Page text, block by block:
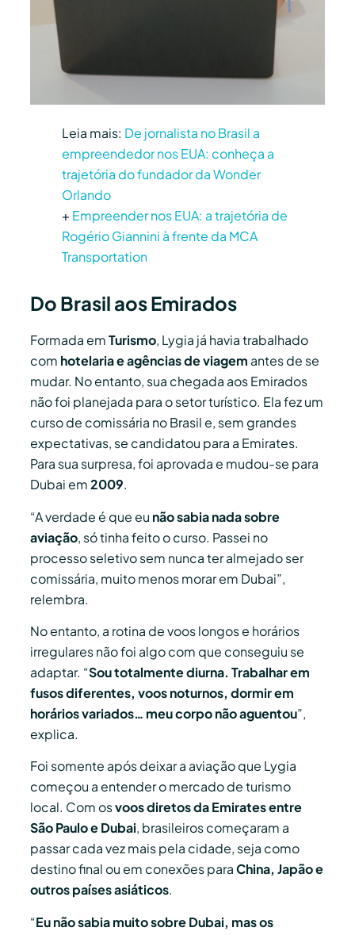
Leia mais: De jornalista no Brasil a
empreendedor nos EUA: conheça a
trajetória do fundador da Wonder
Orlando
+ Empreender nos EUA: a trajetória de
Rogério Giannini à frente da MCA
Transportation
Do Brasil aos Emirados
Formada emTurismo, Lygia já havia trabalhado
com hotelaria e agências de viagem antes de se
mudar. No entanto, sua chegada aos Emirados
não foi planejada para o setor turístico. Ela fez um
curso de comissária no Brasil e, sem grandes
expectativas, se candidatou para a Emirates.
Para sua surpresa, foi aprovada e mudou-se para
Dubai em2009.
“A verdade é que eu não sabia nada sobre
aviação, só tinha feito o curso. Passei no
processo seletivo sem nunca ter almejado ser
comissária, muito menos morar em Dubai”,
relembra.
No entanto, a rotina de voos longos e horários
irregulares não foi algo com que conseguiu se
adaptar. “Sou totalmente diurna. Trabalhar em
fusos diferentes, voos noturnos, dormir em
horários variados… meu corpo não aguentou”,
explica.
Foi somente após deixar a aviação que Lygia
começou a entender o mercado de turismo
local. Com osvoos diretos da Emirates entre
São Paulo e Dubai, brasileiros começaram a
passar cada vez mais pela cidade, seja como
destino final ou em conexões paraChina, Japão e
outros países asiáticos.
“Eu não sabia muito sobre Dubai, mas os